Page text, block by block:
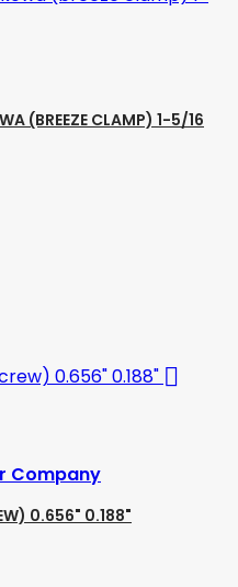
(BREEZE CLAMP) 1-5/16

Company
0.656" 0.188"